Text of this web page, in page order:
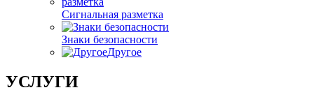
Сигнальная разметка
Знаки безопасности
Другое
УСЛУГИ